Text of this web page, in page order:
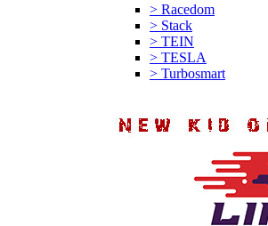
> Racedom
> Stack
> TEIN
> TESLA
> Turbosmart